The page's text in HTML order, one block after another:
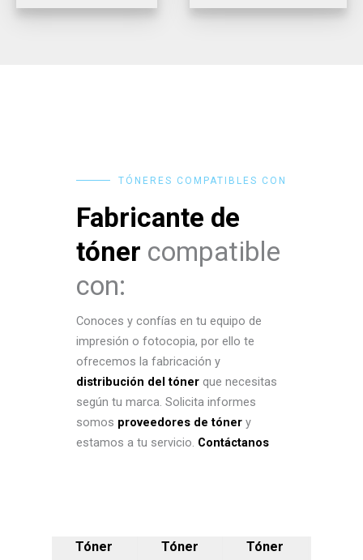
TÓNERES COMPATIBLES CON
Fabricante de
tóner compatible
con:
Conoces y confías en tu equipo de
impresión o fotocopia, por ello te
ofrecemos la fabricación y
distribución del tóner que necesitas
según tu marca. Solicita informes
somos proveedores de tóner y
estamos a tu servicio. Contáctanos
Tóner
Tóner
Tóner